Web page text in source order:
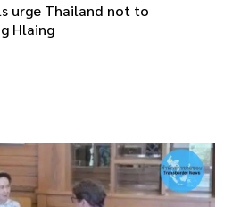
urge Thailand not to
Hlaing